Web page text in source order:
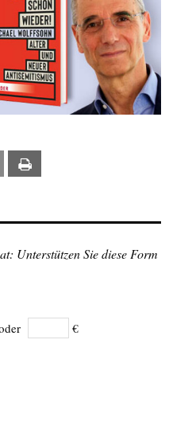
Email
Unterstützen Sie diese Form
€